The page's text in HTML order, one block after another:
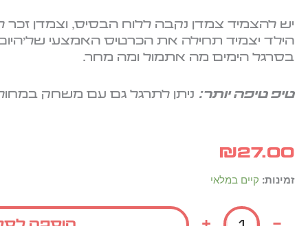
יש להצמיד צמדן נקבה ללוח הבסיס, וצמדן זכר
הילד יצמיד תחילה את הכרטיס האמצעי
בסרגל הימים מה אתמול ומה מחר.
טיפ טיפה יותר: ניתן לתרגל גם עם משחק
₪27.00
זמינות: קיים במלאי
כמות
אתמול